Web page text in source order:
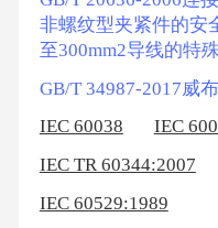
非螺纹型夹紧件的安
至300mm2导线的特
GB/T 34987-2017威
IEC 60038
IEC
IEC TR 60344:2007
IEC 60529:1989